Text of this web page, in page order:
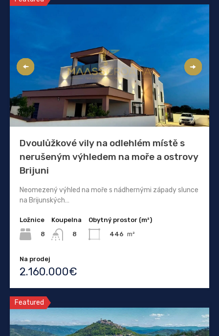
Dvoulůžkové vily na odlehlém místě s
nerušeným výhledem na moře a ostrovy
Brijuni
Neomezený výhled na moře s nádhernými západy slunce
na Brijunských…
Ložnice
8
Koupelna
8
Obytný prostor (m²)
446 m²
Na prodej
2.160.000€
Featured